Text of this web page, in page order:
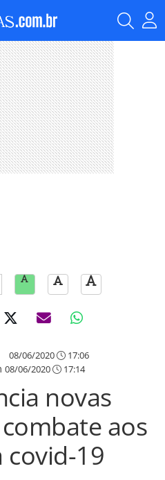
08/06/2020 17:06
08/06/2020 17:14
novas
aos
covid-19